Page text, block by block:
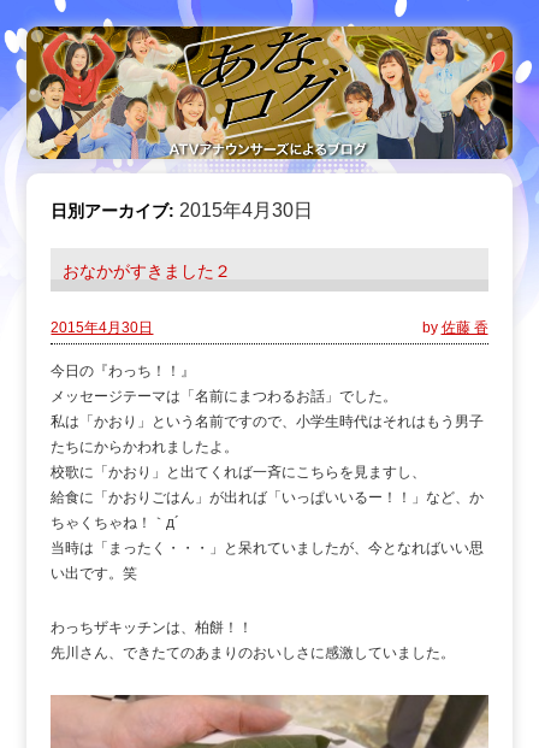
日別アーカイブ:2015年4月30日
おなかがすきました２
2015年4月30日 by 佐藤 香
今日の『わっち！！』
メッセージテーマは「名前にまつわるお話」でした。
私は「かおり」という名前ですので、小学生時代はそれはもう男子
たちにからかわれましたよ。
校歌に「かおり」と出てくれば一斉にこちらを見ますし、
給食に「かおりごはん」が出れば「いっぱいいるー！！」など、か
ちゃくちゃね！｀д´
当時は「まったく・・・」と呆れていましたが、今となればいい思
い出です。笑
わっちザキッチンは、柏餅！！
先川さん、できたてのあまりのおいしさに感激していました。